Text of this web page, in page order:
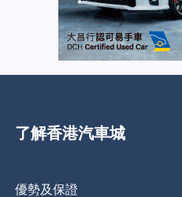
了解香港汽車城
優勢及保證